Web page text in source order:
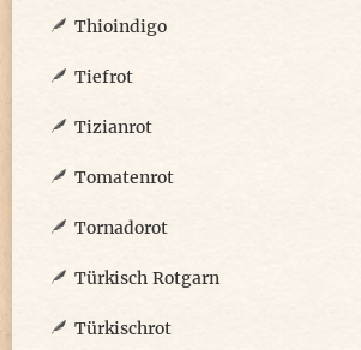
Thioindigo
Tiefrot
Tizianrot
Tomatenrot
Tornadorot
Türkisch Rotgarn
Türkischrot